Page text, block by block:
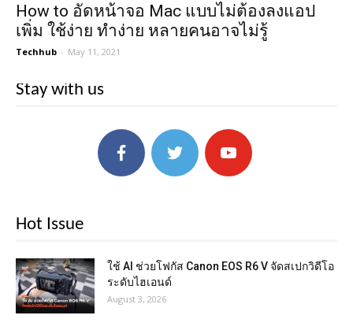
How to อัดหน้าจอ Mac แบบไม่ต้องลงแอป
เพิ่ม ใช้ง่าย ทำง่าย หลายคนอาจไม่รู้
Techhub - May 11, 2021
Stay with us
Hot Issue
ใช้ AI ช่วยโฟกัส Canon EOS R6 V จัดสเปกวิดีโอ
ระดับไฮเอนด์
August 3, 2026